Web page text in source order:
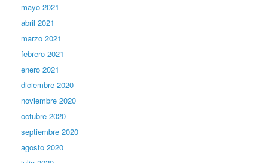
mayo 2021
abril 2021
marzo 2021
febrero 2021
enero 2021
diciembre 2020
noviembre 2020
octubre 2020
septiembre 2020
agosto 2020